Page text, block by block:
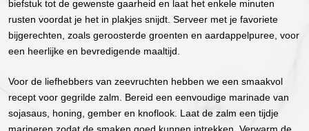
biefstuk tot de gewenste gaarheid en laat het enkele minuten
rusten voordat je het in plakjes snijdt. Serveer met je favoriete
bijgerechten, zoals geroosterde groenten en aardappelpuree, voor
een heerlijke en bevredigende maaltijd.
Voor de liefhebbers van zeevruchten hebben we een smaakvol
recept voor gegrilde zalm. Bereid een eenvoudige marinade van
sojasaus, honing, gember en knoflook. Laat de zalm een tijdje
marineren zodat de smaken goed kunnen intrekken. Verwarm de